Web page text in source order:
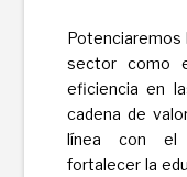
Potenciaremos
sector como
eficiencia en
cadena de
línea con el
fortalecer la